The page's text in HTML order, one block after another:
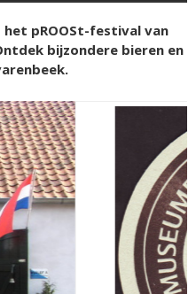
pROOSt-festival van
bijzondere bieren en